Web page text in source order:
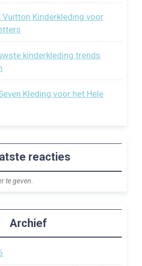
Kinderkleding voor
kinderkleding trends
Kleding voor het Hele
reacties
te geven.
Archief